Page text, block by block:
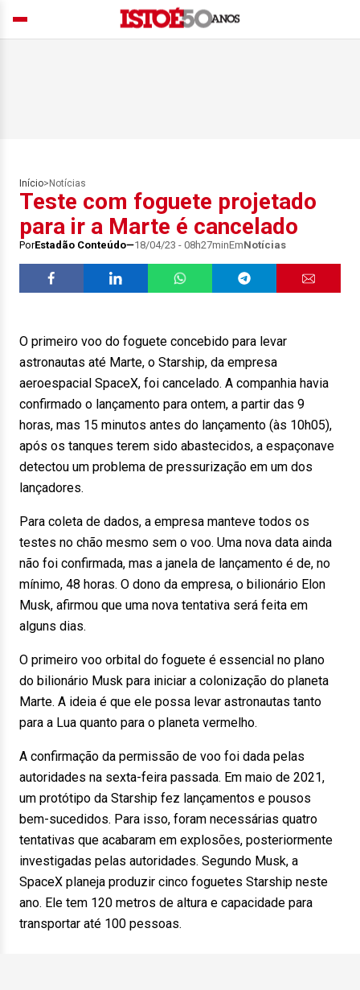
Início> Notícias
Teste com foguete projetado
para ir a Marte é cancelado
PorEstadão Conteúdo 18/04/23 - 08h27minEmNotícias
O primeiro voo do foguete concebido para levar
astronautas até Marte, o Starship, da empresa
aeroespacial SpaceX, foi cancelado. A companhia havia
confirmado o lançamento para ontem, a partir das 9
horas, mas 15 minutos antes do lançamento (às 10h05),
após os tanques terem sido abastecidos, a espaçonave
detectou um problema de pressurização em um dos
lançadores.
Para coleta de dados, a empresa manteve todos os
testes no chão mesmo sem o voo. Uma nova data ainda
não foi confirmada, mas a janela de lançamento é de, no
mínimo, 48 horas. O dono da empresa, o bilionário Elon
Musk, afirmou que uma nova tentativa será feita em
alguns dias.
O primeiro voo orbital do foguete é essencial no plano
do bilionário Musk para iniciar a colonização do planeta
Marte. A ideia é que ele possa levar astronautas tanto
para a Lua quanto para o planeta vermelho.
A confirmação da permissão de voo foi dada pelas
autoridades na sexta-feira passada. Em maio de 2021,
um protótipo da Starship fez lançamentos e pousos
bem-sucedidos. Para isso, foram necessárias quatro
tentativas que acabaram em explosões, posteriormente
investigadas pelas autoridades. Segundo Musk, a
SpaceX planeja produzir cinco foguetes Starship neste
ano. Ele tem 120 metros de altura e capacidade para
transportar até 100 pessoas.